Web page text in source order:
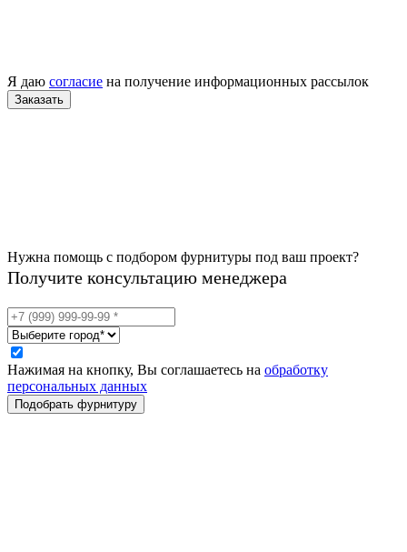
Я даю согласие на получение информационных рассылок
Нужна помощь с подбором фурнитуры под ваш проект?
Получите консультацию менеджера
Нажимая на кнопку, Вы соглашаетесь на обработку
персональных данных